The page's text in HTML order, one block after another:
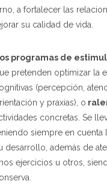
a fortalecer las
su calidad de vida.
programas de
pretenden optimizar la
(percepción,
y praxias), o
concretas. Se
siempre en cuenta
desarrollo, además de
ejercicios u otros,